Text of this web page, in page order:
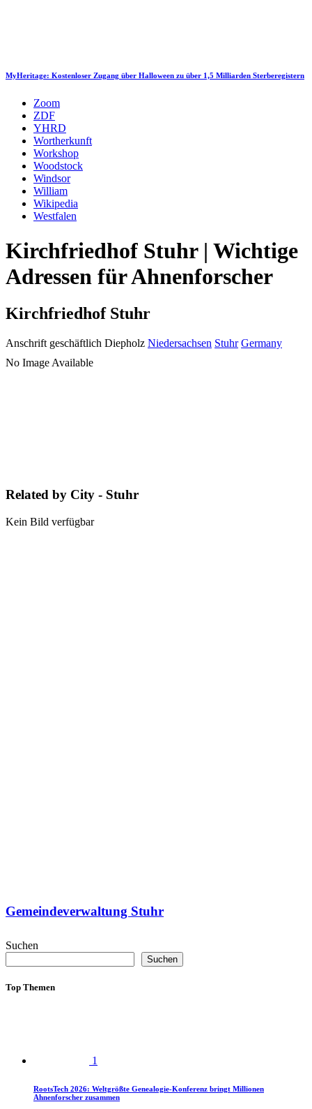
MyHeritage: Kostenloser Zugang über Halloween zu über 1,5 Milliarden Sterberegistern
Zoom
ZDF
YHRD
Wortherkunft
Workshop
Woodstock
Windsor
William
Wikipedia
Westfalen
Kirchfriedhof Stuhr | Wichtige
Adressen für Ahnenforscher
Kirchfriedhof Stuhr
Anschrift geschäftlich Diepholz Niedersachsen Stuhr Germany
No Image Available
Related by City - Stuhr
Kein Bild verfügbar
Gemeindeverwaltung Stuhr
Suchen
Suchen
Top Themen
1
RootsTech 2026: Weltgrößte Genealogie-Konferenz bringt Millionen
Ahnenforscher zusammen